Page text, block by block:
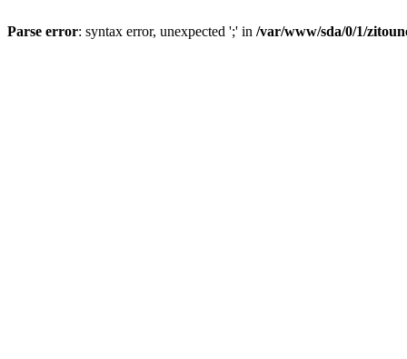
Parse error: syntax error, unexpected ';' in /var/www/sda/0/1/